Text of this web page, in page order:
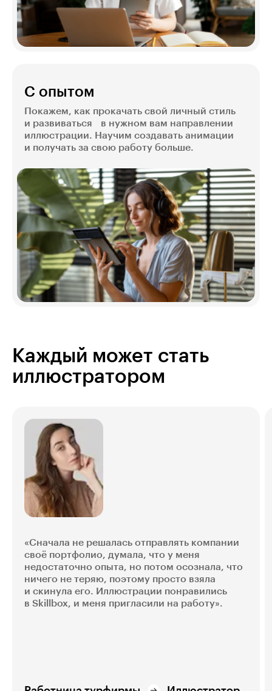
С опытом
Покажем, как прокачать свой личный стиль
и развиваться в нужном вам направлении
иллюстрации. Научим создавать анимации
и получать за свою работу больше.
Каждый может стать
иллюстратором
«Сначала не решалась отправлять компании
своё портфолио, думала, что у меня
недостаточно опыта, но потом осознала, что
ничего не теряю, поэтому просто взяла
и скинула его. Иллюстрации понравились
в Skillbox, и меня пригласили на работу».